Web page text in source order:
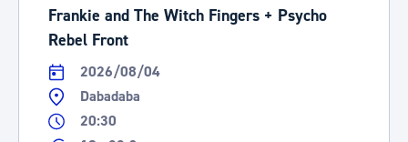
Frankie and The Witch Fingers + Psycho
Rebel Front
2026/08/04
Dabadaba
20:30